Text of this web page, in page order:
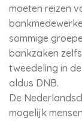
moeten reizen
sommige
bankzaken
tweedeling in
aldus DNB.
De
mogelijk